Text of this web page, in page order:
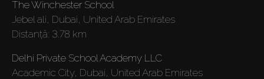
Cumpărați
Închiriați
The Winchester School
Jebel ali, Dubai, United Arab Emirates
Distanţă: 3.78 km
Delhi Private School Academy LLC
Academic City, Dubai, United Arab Emirates